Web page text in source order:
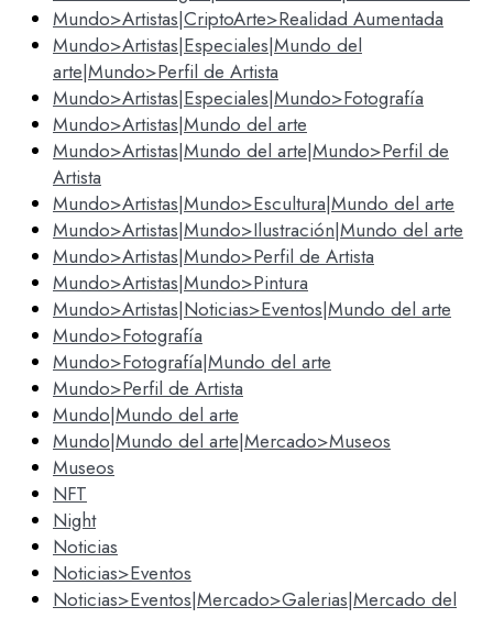
Mundo>Artistas|CriptoArte>Realidad Aumentada
Mundo>Artistas|Especiales|Mundo del
arte|Mundo>Perfil de Artista
Mundo>Artistas|Especiales|Mundo>Fotografía
Mundo>Artistas|Mundo del arte
Mundo>Artistas|Mundo del arte|Mundo>Perfil de
Artista
Mundo>Artistas|Mundo>Escultura|Mundo del arte
Mundo>Artistas|Mundo>Ilustración|Mundo del arte
Mundo>Artistas|Mundo>Perfil de Artista
Mundo>Artistas|Mundo>Pintura
Mundo>Artistas|Noticias>Eventos|Mundo del arte
Mundo>Fotografía
Mundo>Fotografía|Mundo del arte
Mundo>Perfil de Artista
Mundo|Mundo del arte
Mundo|Mundo del arte|Mercado>Museos
Museos
NFT
Night
Noticias
Noticias>Eventos
Noticias>Eventos|Mercado>Galerias|Mercado del